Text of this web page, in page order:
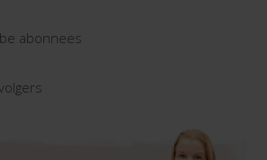
abonnees